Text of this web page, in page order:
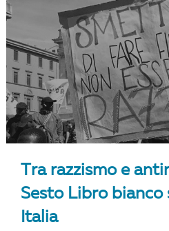
Tra razzismo e
Sesto Libro bianco
Italia